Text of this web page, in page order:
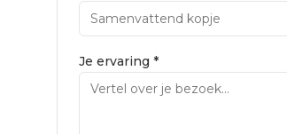
Je ervaring *